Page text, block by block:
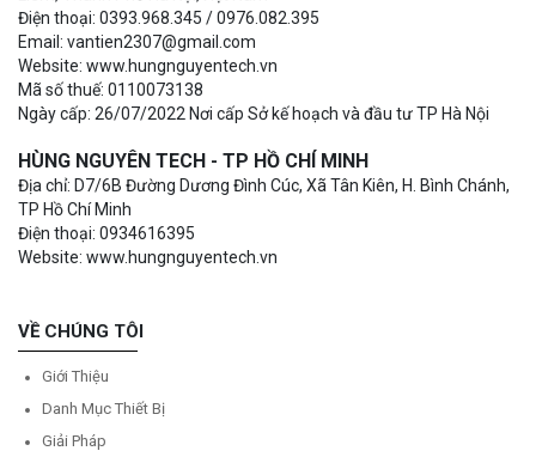
Điện thoại: 0393.968.345 / 0976.082.395
Email: vantien2307@gmail.com
Website: www.hungnguyentech.vn
Mã số thuế: 0110073138
Ngày cấp: 26/07/2022 Nơi cấp Sở kế hoạch và đầu tư TP Hà Nội
HÙNG NGUYÊN TECH - TP HỒ CHÍ MINH
Địa chỉ: D7/6B Đường Dương Đình Cúc, Xã Tân Kiên, H. Bình Chánh,
TP Hồ Chí Minh
Điện thoại: 0934616395
Website: www.hungnguyentech.vn
VỀ CHÚNG TÔI
Giới Thiệu
Danh Mục Thiết Bị
Giải Pháp